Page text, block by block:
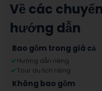
Về các
hướng dẫn
Bao gồm trong giá cả
Hướng dẫn riêng
Tour du lịch riêng
Không bao gồm